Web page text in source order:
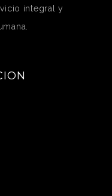
integral y